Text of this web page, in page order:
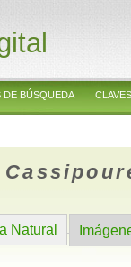
DE BÚSQUEDA CLAVES
Natural